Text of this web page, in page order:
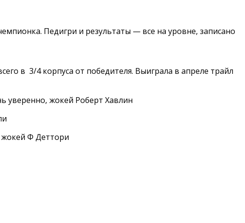
Педигри и результаты — все на уровне, записано
в 3/4 корпуса от победителя. Выиграла в апреле трайл
уверенно, жокей Роберт Хавлин
жокей Ф Деттори